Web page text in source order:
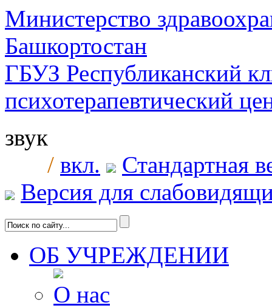
Министерство
Башкортостан
ГБУЗ Республиканский
психотерапевтический
звук
/ вкл.
Стандартная
Версия для
ОБ УЧРЕЖДЕНИИ
О нас